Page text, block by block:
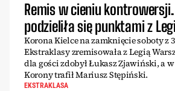
Remis w cieniu
podzieliła się punktami z
Korona Kielce na zamknięcie soboty z
Ekstraklasy zremisowała z Legią
dla gości zdobył Łukasz Zjawiński, a
Korony trafił Mariusz Stępiński.
EKSTRAKLASA